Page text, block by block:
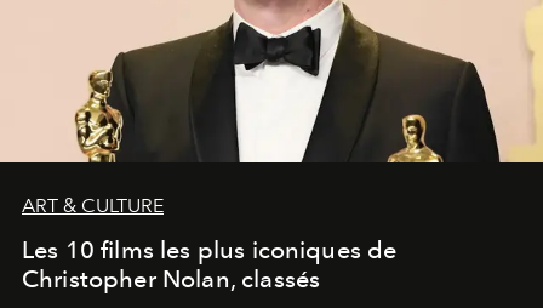
ART & CULTURE
Les 10 films les plus iconiques de
Christopher Nolan, classés